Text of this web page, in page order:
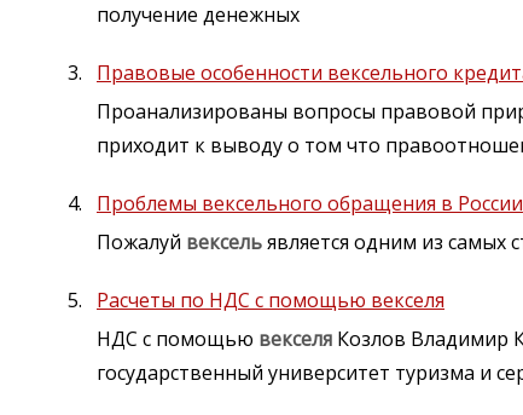
получение денежных
Правовые особенности вексельного
Проанализированы вопросы правовой
приходит к выводу о том что
Проблемы вексельного обращения в России
Пожалуй вексельявляется одним из самых
Расчеты по НДС с помощью векселя
НДС с помощью векселя Козлов Владимир
государственный университет туризма и